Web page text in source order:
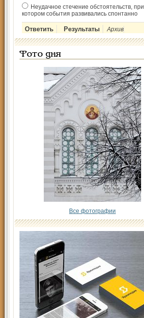
Неудачное стечение обстоятельств, при
котором события развивались спонтанно
Архив
Фото дня
Все фотографии